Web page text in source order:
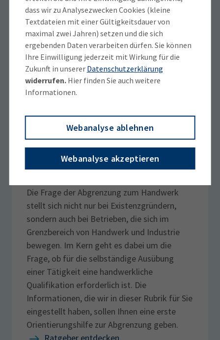
dass wir zu Analysezwecken Cookies (kleine
Textdateien mit einer Gültigkeitsdauer von
maximal zwei Jahren) setzen und die sich
ergebenden Daten verarbeiten dürfen. Sie können
Ihre Einwilligung jederzeit mit Wirkung für die
Zukunft in unserer Datenschutzerklärung
widerrufen.Hier finden Sie auch weitere
Informationen.
Webanalyse ablehnen
Webanalyse akzeptieren
Das Markenrecht schützt Namen und Logos,
das Designrecht das Aussehen, das
Patentrecht technische Erfindungen.
Verschaffen Sie sich hier einen Überblick. Das
Markenrecht schützt Namen und Logos, das
Designrecht das Aussehen, das Patentrecht
technische Erfindungen. Verschaffen Sie sich
Ratgeber entdecken
Abgrenzung vom Handwerk
Die Frage der Abgrenzung zum Handwerk
stellt sich nicht nur bei Existenzgründern,
sondern auch bei Betrieben, die sich im
Grenzbereich von Handwerk und Industrie
bewegen. Im Kern geht es dabei um die
Frage, ob für die selbständige Ausübung
einer Tätigkeit eine handwerkliche
Qualifikation erforderlich ist. Die
Informationen, die wir in dieser Rubrik für Sie
eingestellt haben, sollen Ihnen eine erste
Orientierungshilfe zur Abgrenzung geben.